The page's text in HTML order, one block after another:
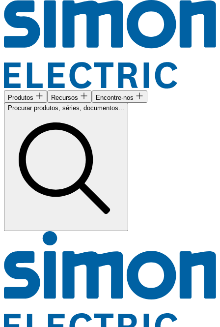
Produtos Recursos
Encontre-nos
Procurar produtos, séries, documentos...